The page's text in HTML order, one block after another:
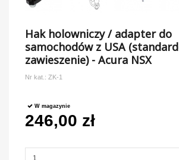
Hak holowniczy / adapter do
samochodów z USA
zawieszenie) - Acura NSX
Nr kat.: ZK-1
W magazynie
246,00 zł